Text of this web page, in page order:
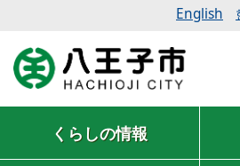
English
くらしの情報